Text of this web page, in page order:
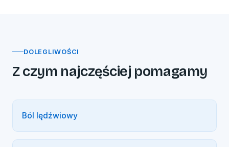
DOLEGLIWOŚCI
Z czym najczęściej pomagamy
Ból lędźwiowy